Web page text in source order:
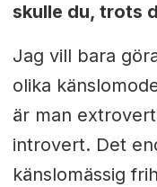
skulle du, trots
Jag vill bara
olika
är man
introvert. Det
känslomässig